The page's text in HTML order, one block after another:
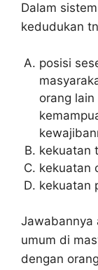
Dalam
kedudukan
posisi
orang
kekuatan
kekuatan
kekuatan
Jawabannya
umum di
dengan